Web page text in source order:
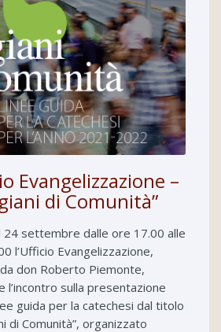
Evangelizzazione –
di Comunità”
24 settembre dalle ore 17.00 alle
l’Ufficio Evangelizzazione,
don Roberto Piemonte,
l’incontro sulla presentazione
guida per la catechesi dal titolo
di Comunità”, organizzato